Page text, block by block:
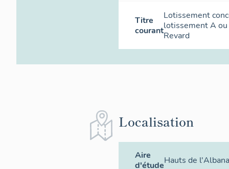
Titre
courant
Lotissement
lotissement A
Revard
Localisation
Aire
d'étudeHauts de